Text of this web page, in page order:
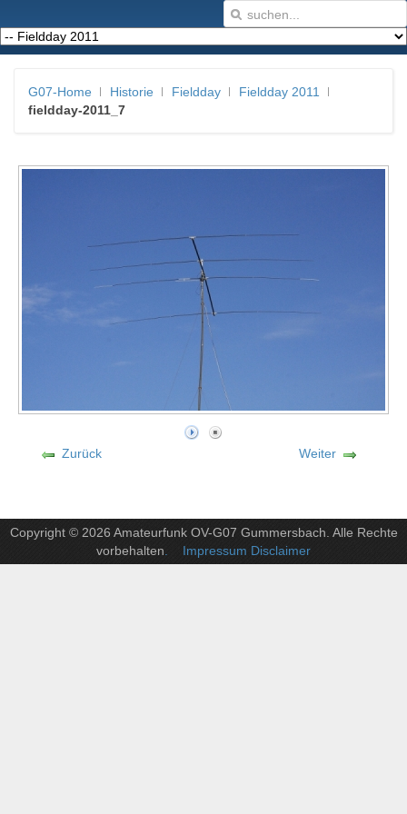
G07-Home Historie Fieldday
Fieldday 2011
fieldday-2011_7
Zurück Weiter
Copyright © 2026 Amateurfunk OV-G07 Gummersbach. Alle Rechte
vorbehalten . Impressum Disclaimer